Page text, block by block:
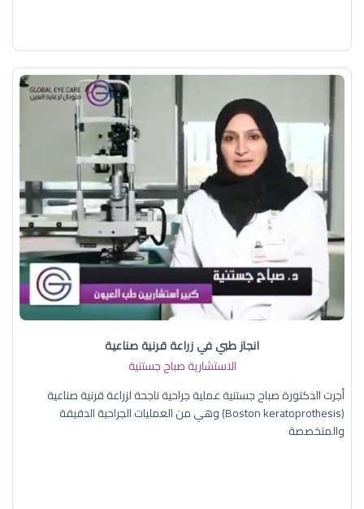
انجاز طبي في زراعة قرنية صناعية
الاستشارية صباح جستنية
أجرت الدكتورة صباح جستنية عملية جراحية ناجحة لزراعة قرنية صناعية
(Boston keratoprothesis) وهي من العمليات الجراحية الدقيقة
والمتخصصة